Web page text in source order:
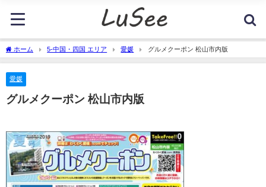
ホーム 5-中国・四国 エリア 愛媛 グルメクーポン 松山市内版
愛媛
グルメクーポン 松山市内版